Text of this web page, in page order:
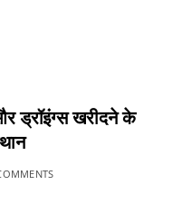
ड्रॉइंग्स खरीदने के